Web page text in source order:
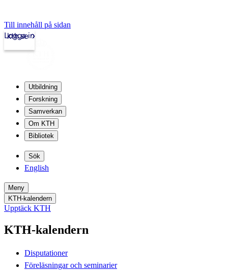
Till innehåll på sidan
kth.se
Logga in
Utbildning
Forskning
Samverkan
Om KTH
Bibliotek
Sök
English
Meny
KTH-kalendern
Upptäck KTH
KTH-kalendern
Disputationer
Föreläsningar och seminarier